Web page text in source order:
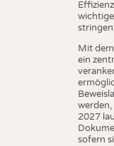
Mit
ein
werden,
2027
sofern